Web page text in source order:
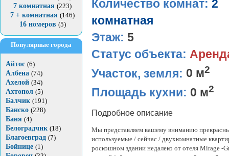
7 комнатная (223)
7 + комнатная (146)
16 номеров (5)
Популярные города
Айтос (6)
Албена (74)
Ахелой (34)
Ахтопол (5)
Балчик (191)
Банско (228)
Баня (4)
Белоградчик (18)
Благоевград (7)
Бойнице (1)
Количество комнат: 2
комнатная
Этаж: 5
Статус объекта:
Участок, земля: 0 м2
Площадь кухни: 0 м2
Подробное описание
Мы представляем вашему вниманию
используемые / сейчас / двухкомнатные
роскошном здании недалеко от отеля Mirage -